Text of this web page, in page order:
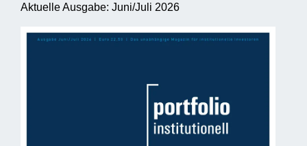
Aktuelle Ausgabe: Juni/Juli 2026